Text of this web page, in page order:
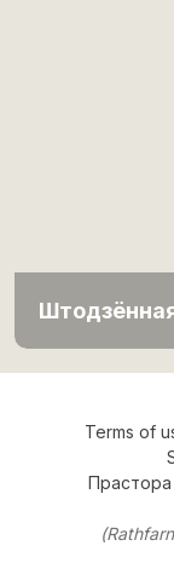
Terms of
Прастора